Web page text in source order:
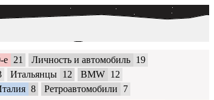
е 21 Личность и автомобиль
19
Итальянцы 12 BMW
12
8 Ретроавтомобили
7